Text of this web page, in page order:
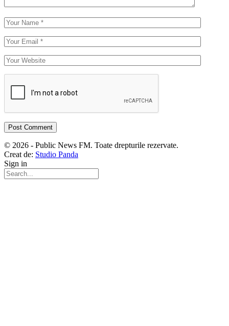
© 2026 - Public News FM. Toate drepturile rezervate.
Creat de: Studio Panda
Sign in